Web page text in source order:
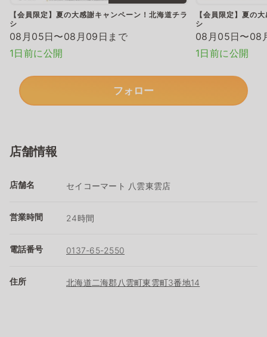
【会員限定】夏の大感謝キャンペーン！北海道チラ
シ
08月05日〜08月09日まで
1日前に公開
【会員限定】夏の
シ
08月05日〜08
1日前に公開
フォロー
店舗情報
店舗名 セイコーマート 八雲東雲店
営業時間 24時間
電話番号 0137-65-2550
住所 北海道二海郡八雲町東雲町3番地14